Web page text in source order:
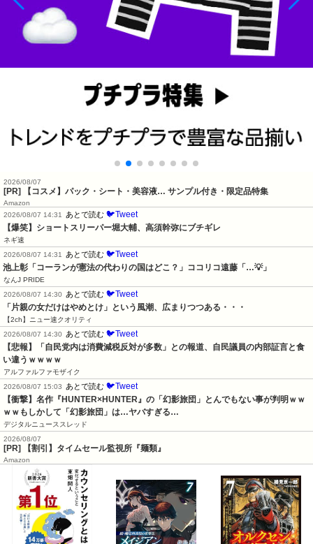
2026/08/07
[PR] 【コスメ】パック・シート・美容液… サンプル付き・限定品特集
Amazon
2026/08/07 14:31
あとで読む 🐦Tweet
【爆笑】ショートスリーパー堀大輔、高須幹弥にブチギレ
ネギ速
2026/08/07 14:31
あとで読む 🐦Tweet
池上彰「コーランが憲法の代わりの国はどこ？」ココリコ遠藤「…💡」
なんJ PRIDE
2026/08/07 14:30
あとで読む 🐦Tweet
「片親の女だけはやめとけ」という風潮、広まりつつある・・・
【2ch】ニュー速クオリティ
2026/08/07 14:30
あとで読む 🐦Tweet
【悲報】「自民党内は消費減税反対が多数」との報道、自民議員の内部証言と食
い違うｗｗｗｗ
アルファルファモザイク
2026/08/07 15:03
あとで読む 🐦Tweet
【衝撃】名作『HUNTER×HUNTER』の「幻影旅団」とんでもない事が判明ｗｗ
ｗｗもしかして「幻影旅団」は…ヤバすぎる…
デジタルニューススレッド
2026/08/07
[PR] 【割引】タイムセール監視所『麺類』
Amazon